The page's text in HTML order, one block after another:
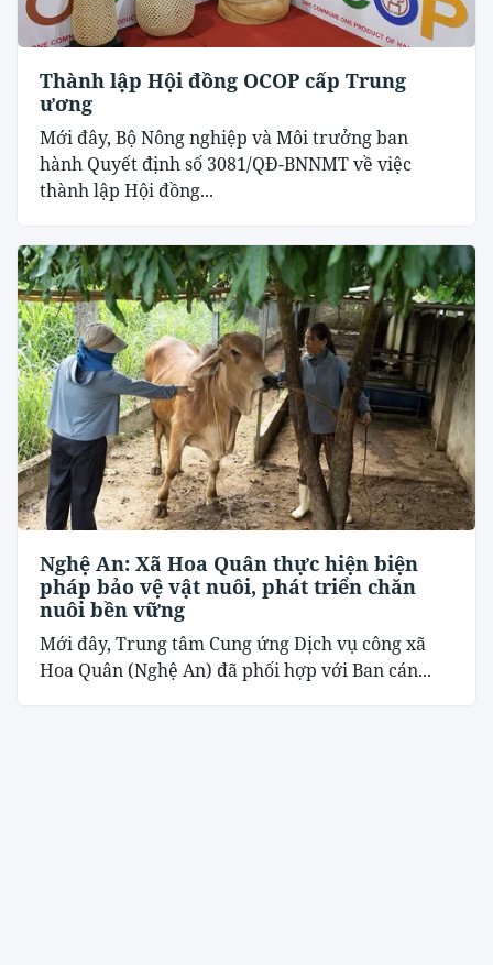
Thành lập Hội đồng OCOP cấp Trung
ương
Mới đây, Bộ Nông nghiệp và Môi trưởng ban
hành Quyết định số 3081/QĐ-BNNMT về việc
thành lập Hội đồng...
Nghệ An: Xã Hoa Quân thực hiện biện
pháp bảo vệ vật nuôi, phát triển chăn
nuôi bền vững
Mới đây, Trung tâm Cung ứng Dịch vụ công xã
Hoa Quân (Nghệ An) đã phối hợp với Ban cán...